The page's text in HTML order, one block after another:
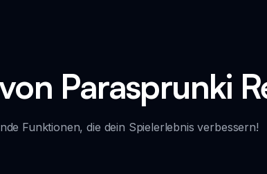
Parasprunki
Funktionen, die dein Spielerlebnis verbessern!